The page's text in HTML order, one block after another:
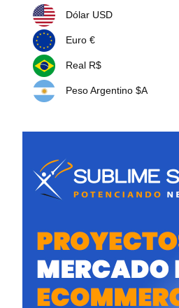
Dólar USD
Euro €
Real R$
Peso Argentino $A